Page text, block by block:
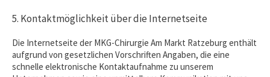
5. Kontaktmöglichkeit über die Internetseite
Die Internetseite der MKG-Chirurgie Am Markt Ratzeburg enthält
aufgrund von gesetzlichen Vorschriften Angaben, die eine
schnelle elektronische Kontaktaufnahme zu unserem